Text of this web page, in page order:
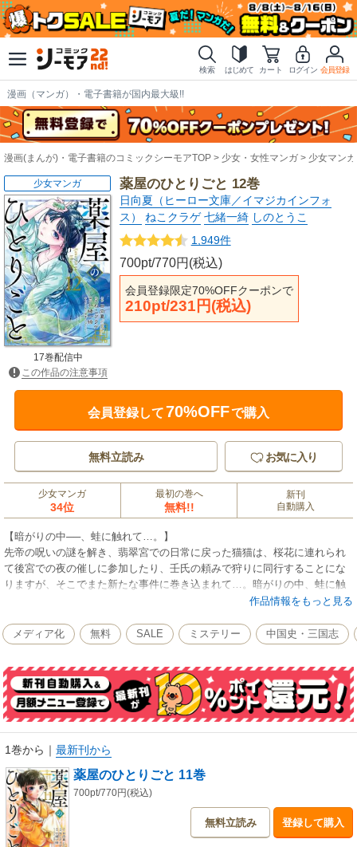
検索 はじめて カート ログイン 会員登録
漫画（マンガ）・電子書籍が国内最大級!!
漫画(まんが)・電子書籍のコミックシーモアTOP 少女・女性マンガ 少女マンガ
薬屋のひとりごと 12巻
日向夏（ヒーロー文庫／イマジカインフォ
ス）
ねこクラゲ 七緒一綺 しのとうこ
1,949件
700pt/770円(税込)
会員登録限定70%OFFクーポンで
210pt/231円(税込)
少女マンガ
17巻配信中
この作品の注意事項
会員登録して70%OFFで購入
無料立読み お気に入り
少女マンガ
34位
最初の巻へ
無料!!
新刊
自動購入
【暗がりの中──、蛙に触れて…。】
先帝の呪いの謎を解き、翡翠宮での日常に戻った猫猫は、桜花に連れられ
て後宮での夜の催しに参加したり、壬氏の頼みで狩りに同行することにな
りますが、そこでまた新たな事件に巻き込まれて…。暗がりの中、蛙に触
Itsuki Nanao
作品情報をもっと見る
メディア化 無料 SALE ミステリー 中国史・三国志
1巻から ｜ 最新刊から
薬屋のひとりごと 11巻
700pt/770円(税込)
無料立読み 登録して購入